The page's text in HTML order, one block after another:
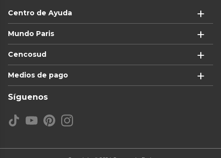
Centro de Ayuda
Mundo Paris
Cencosud
Medios de pago
Síguenos